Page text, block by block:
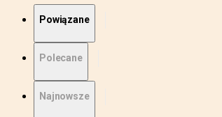
Powiązane
Polecane
Najnowsze